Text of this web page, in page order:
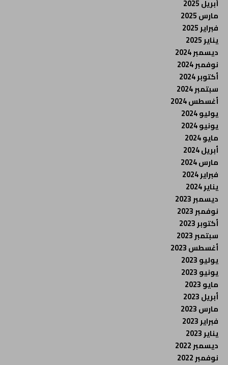
أبريل 2025
مارس 2025
فبراير 2025
يناير 2025
ديسمبر 2024
نوفمبر 2024
أكتوبر 2024
سبتمبر 2024
أغسطس 2024
يوليو 2024
يونيو 2024
مايو 2024
أبريل 2024
مارس 2024
فبراير 2024
يناير 2024
ديسمبر 2023
نوفمبر 2023
أكتوبر 2023
سبتمبر 2023
أغسطس 2023
يوليو 2023
يونيو 2023
مايو 2023
أبريل 2023
مارس 2023
فبراير 2023
يناير 2023
ديسمبر 2022
نوفمبر 2022